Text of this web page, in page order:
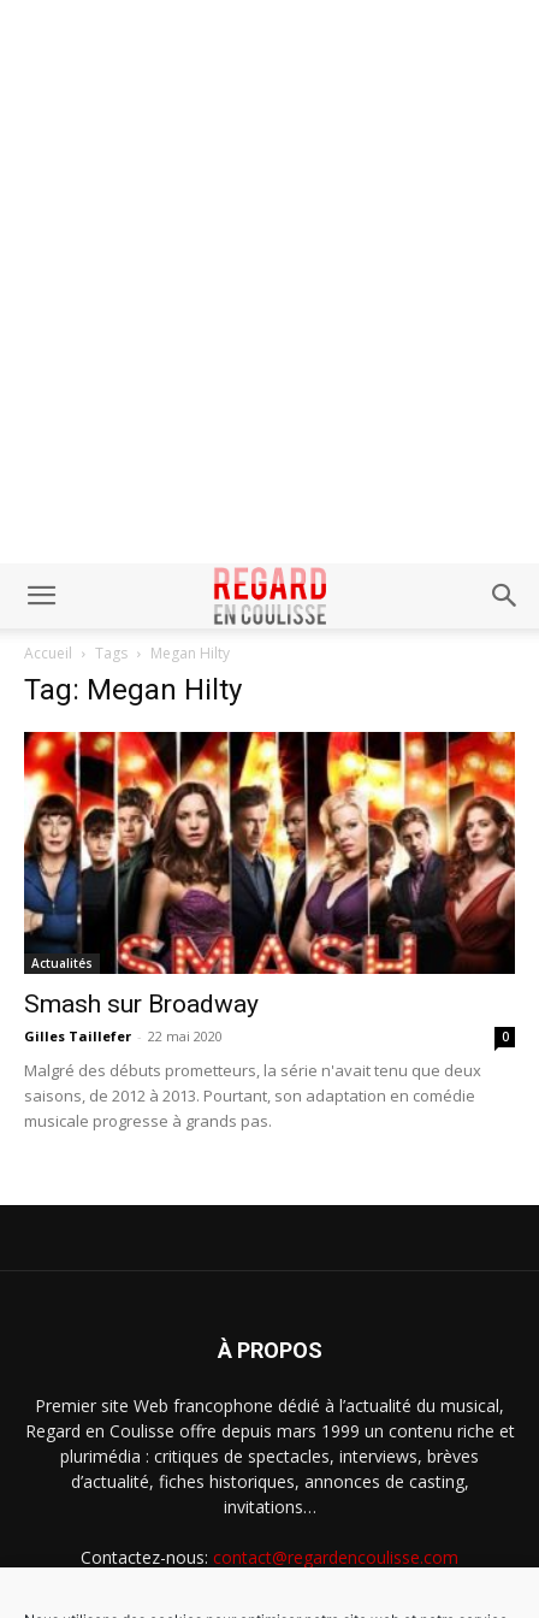
Accueil Tags Megan Hilty
Tag: Megan Hilty
Actualités
Smash sur Broadway
Gilles Taillefer - 22 mai 2020 0
Malgré des débuts prometteurs, la série n'avait tenu que deux
saisons, de 2012 à 2013. Pourtant, son adaptation en comédie
musicale progresse à grands pas.
À PROPOS
Premier site Web francophone dédié à l’actualité du musical,
Regard en Coulisse offre depuis mars 1999 un contenu riche et
plurimédia : critiques de spectacles, interviews, brèves
d’actualité, fiches historiques, annonces de casting,
invitations…
Contactez-nous: contact@regardencoulisse.com